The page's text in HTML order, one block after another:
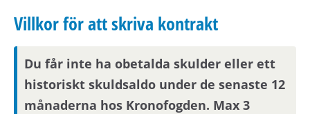
nästkommande vardag.
Om din anställning inte är i Stockholmsområdet
behöver du visa att din arbetsplats ligger inom
pendlingsavstånd från bostaden.
Villkor för att skriva kontrakt
Du får inte ha obetalda skulder eller ett
historiskt skuldsaldo under de senaste 12
månaderna hos Kronofogden. Max 3